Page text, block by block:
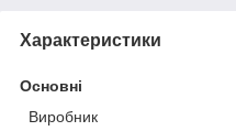
Характеристики
Основні
Виробник